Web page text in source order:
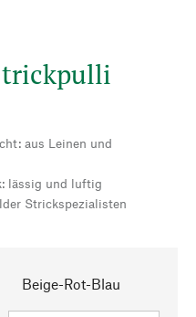
aus Leinen und
lässig und luftig
Strickspezialisten
Beige-Rot-Blau